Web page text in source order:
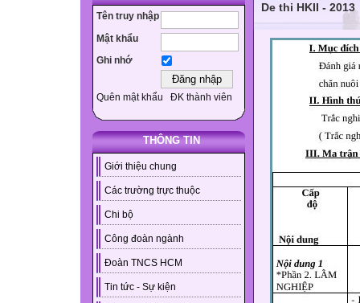
Tên truy nhập
Mật khẩu
Ghi nhớ
Quên mật khẩu ĐK thành viên
THÔNG TIN
Giới thiệu chung
Các trường trực thuộc
Chi bộ
Công đoàn ngành
Đoàn TNCS HCM
Tin tức - Sự kiện
De thi HKII - 2013